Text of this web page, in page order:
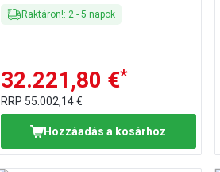
Raktáron!: 2 -5 napok
32.221,80 €*
RRP 55.002,14 €
Hozzáadás a kosárhoz